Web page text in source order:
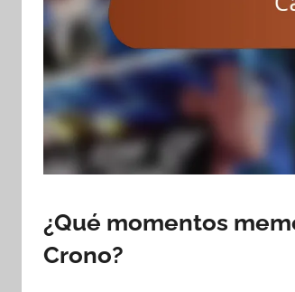
¿Qué momentos
Crono?